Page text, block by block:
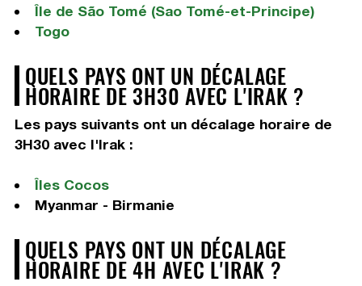
Île de São Tomé (Sao Tomé-et-Principe)
Togo
QUELS PAYS ONT UN DÉCALAGE
HORAIRE DE 3H30 AVEC L'IRAK ?
Les pays suivants ont un décalage horaire de
3H30 avec l'Irak :
Îles Cocos
Myanmar - Birmanie
QUELS PAYS ONT UN DÉCALAGE
HORAIRE DE 4H AVEC L'IRAK ?